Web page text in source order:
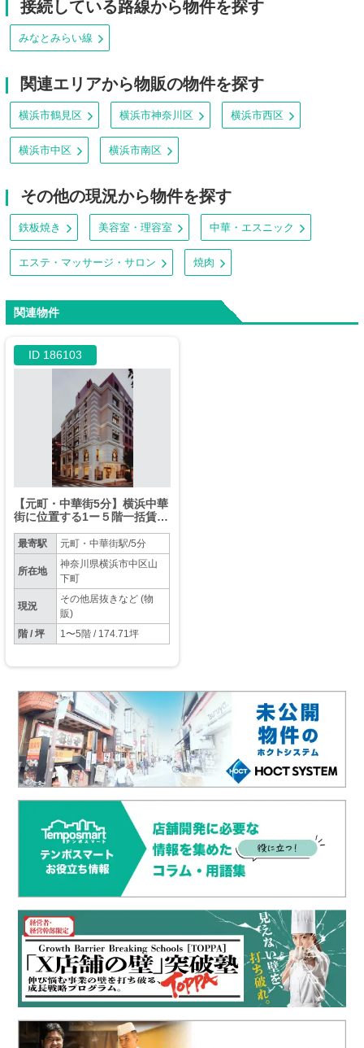
接続している路線から物件を探す
みなとみらい線
関連エリアから物販の物件を探す
横浜市鶴見区 横浜市神奈川区 横浜市西区
横浜市中区 横浜市南区
その他の現況から物件を探す
鉄板焼き 美容室・理容室 中華・エスニック
エステ・マッサージ・サロン 焼肉
関連物件
ID 186103
【元町・中華街5分】横浜中華
街に位置する1ー５階一括賃貸
最寄駅 元町・中華街駅/5分
所在地
神奈川県横浜市中区山
下町
現況
その他居抜きなど (物
販)
階 / 坪
1〜5階 / 174.71坪